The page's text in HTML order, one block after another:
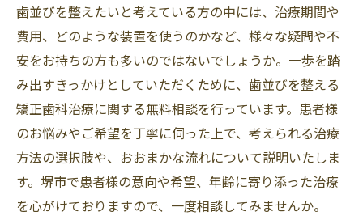
歯並びを整えたいと考えている方の中には、治療期間や
費用、どのような装置を使うのかなど、様々な疑問や不
安をお持ちの方も多いのではないでしょうか。一歩を踏
み出すきっかけとしていただくために、歯並びを整える
矯正歯科治療に関する無料相談を行っています。患者様
のお悩みやご希望を丁寧に伺った上で、考えられる治療
方法の選択肢や、おおまかな流れについて説明いたしま
す。堺市で患者様の意向や希望、年齢に寄り添った治療
を心がけておりますので、一度相談してみませんか。